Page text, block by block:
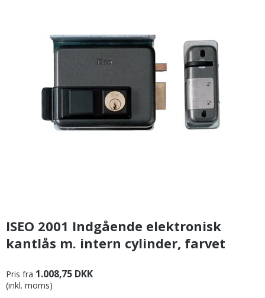
ISEO 2001 Indgående elektronisk
kantlås m. intern cylinder, farvet
Pris fra 1.008,75 DKK
(inkl. moms)